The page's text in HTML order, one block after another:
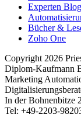
Experten
Bücher &
Zoho One
Copyright 2026
Diplom-Kaufmann
Marketing
In der Bohnenbitze
Tel: +49-2203-